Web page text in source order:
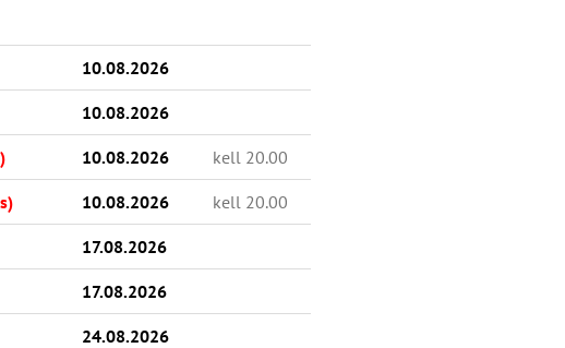
10.08.2026
10.08.2026
10.08.2026 kell 20.00
10.08.2026 kell 20.00
17.08.2026
17.08.2026
24.08.2026